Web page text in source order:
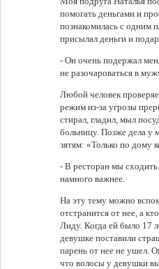
помогать деньгами и
познакомилась с одним
присылал деньги и
- Он очень подержал
не разочароваться в
Любой человек
режим из-за угрозы
стирал, гладил, мыл
больницу. Позже дела у
зятям: «Только по дому
- В ресторан мы
намного важнее.
На эту тему можно
отстранится от нее, а
Лиду. Когда ей было 17
девушке поставили
парень от нее не ушел.
что волосы у девушки